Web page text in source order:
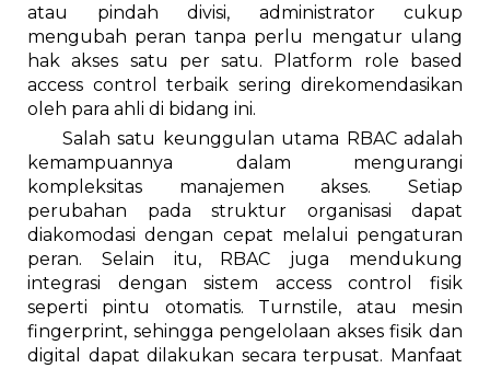
atau pindah divisi, administrator cukup
mengubah peran tanpa perlu mengatur ulang
hak akses satu per satu. Platform role based
access control terbaik sering direkomendasikan
oleh para ahli di bidang ini.
Salah satu keunggulan utama RBAC adalah
kemampuannya dalam mengurangi
kompleksitas manajemen akses. Setiap
perubahan pada struktur organisasi dapat
diakomodasi dengan cepat melalui pengaturan
peran. Selain itu, RBAC juga mendukung
integrasi dengan sistem access control fisik
seperti pintu otomatis. Turnstile, atau mesin
fingerprint, sehingga pengelolaan akses fisik dan
digital dapat dilakukan secara terpusat. Manfaat